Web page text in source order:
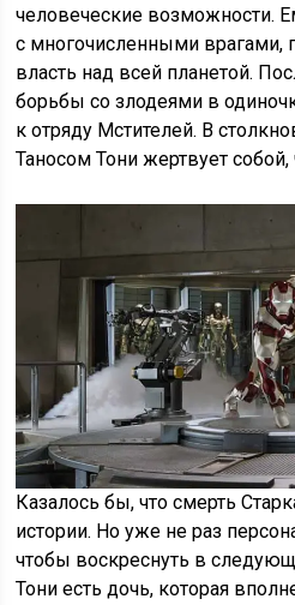
человеческие возможности.
с многочисленными врагами,
власть над всей планетой.
борьбы со злодеями в
к отряду Мстителей. В
Таносом Тони жертвует
Казалось бы, что смерть
истории. Но уже не раз
чтобы воскреснуть в
Тони есть дочь, которая